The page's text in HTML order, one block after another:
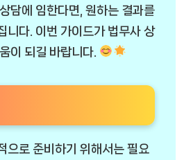
담에 임한다면, 원하는 결과를
니다. 이번 가이드가 법무사 상
이 되길 바랍니다.
으로 준비하기 위해서는 필요